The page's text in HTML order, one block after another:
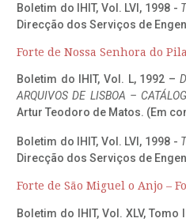
Boletim do IHIT, Vol. LVI, 1998 -
Direcção dos Serviços de
Forte de Nossa Senhora do
Boletim do IHIT, Vol. L, 1992 –
ARQUIVOS DE LISBOA –
Artur Teodoro de Matos. (Em
Boletim do IHIT, Vol. LVI, 1998 -
Direcção dos Serviços de
Forte de São Miguel o Anjo –
Boletim do IHIT, Vol. XLV, Tomo